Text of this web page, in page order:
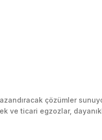
çözümler
ve ticari egzozlar,